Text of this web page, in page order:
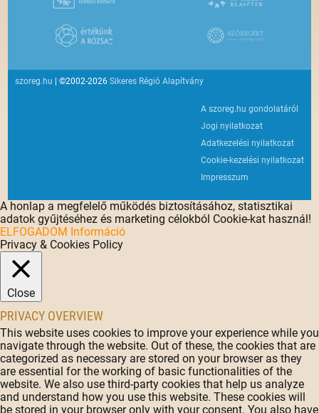
szoreg.hu | ©2002-2026Sikeres Régió Alapítvány
A szoreg.hu gondolatáról
Jogi nyilatkozat
Adatkezelési nyilatkozat
Cookie-kezelési nyilatkozat
Impresszum
A honlap a megfelelő működés biztosításához, statisztikai
adatok gyűjtéséhez és marketing célokból Cookie-kat használ!
ELFOGADOM Információ
Privacy & Cookies Policy
Close
PRIVACY OVERVIEW
This website uses cookies to improve your experience while you
navigate through the website. Out of these, the cookies that are
categorized as necessary are stored on your browser as they
are essential for the working of basic functionalities of the
website. We also use third-party cookies that help us analyze
and understand how you use this website. These cookies will
be stored in your browser only with your consent. You also have